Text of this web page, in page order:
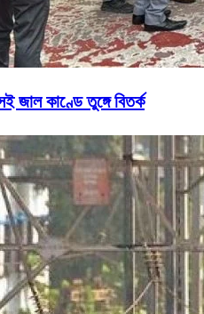
কাণ্ডে তুঙ্গে বিতর্ক